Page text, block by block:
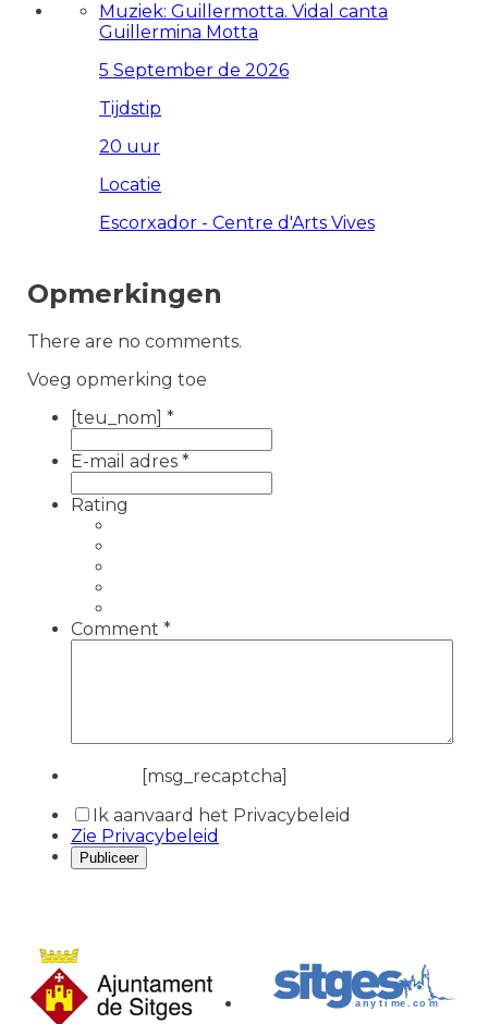
Muziek: Guillermotta. Vidal canta
Guillermina Motta
5 September de 2026
Tijdstip
20 uur
Locatie
Escorxador - Centre d'Arts Vives
Opmerkingen
There are no comments.
Voeg opmerking toe
[teu_nom] *
E-mail adres *
Rating
Comment *
[msg_recaptcha]
Ik aanvaard het Privacybeleid
Zie Privacybeleid